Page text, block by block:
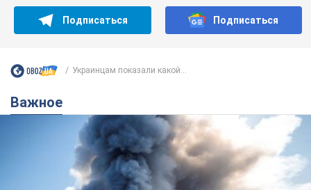
Подписаться Подписаться
Украинцам показали какой...
Важное